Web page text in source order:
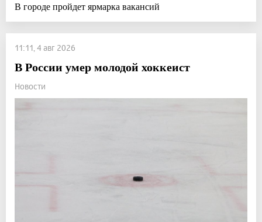
В городе пройдет ярмарка вакансий
11:11, 4 авг 2026
В России умер молодой хоккеист
Новости